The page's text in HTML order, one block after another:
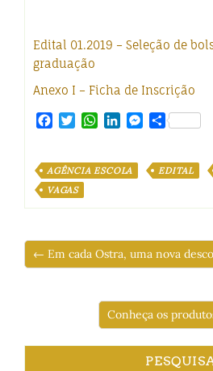
Edital 01.2019 – Seleção de
graduação
Anexo I – Ficha de Inscrição
Facebook
TwitterWhatsApp
LinkedInMessenger
Share
AGÊNCIA ESCOLA EDITAL
VAGAS
← Em cada Ostra, uma nova
Conheça os